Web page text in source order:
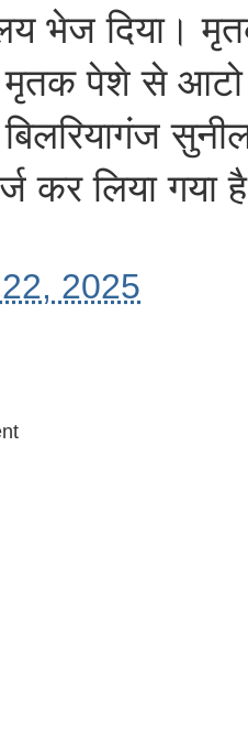
भेज दिया।
मृतक पेशे से
बिलरियागंज
कर लिया गया
2025